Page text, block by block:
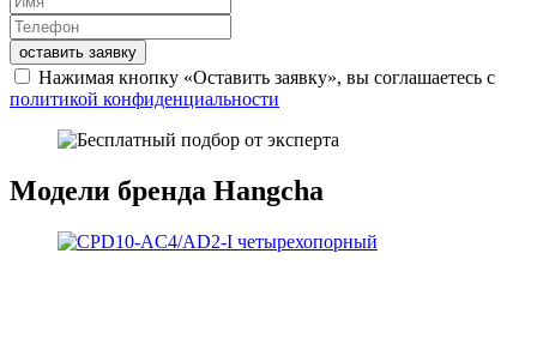
оставить заявку
Нажимая кнопку «Оставить заявку», вы соглашаетесь с
политикой конфиденциальности
Модели бренда Hangcha